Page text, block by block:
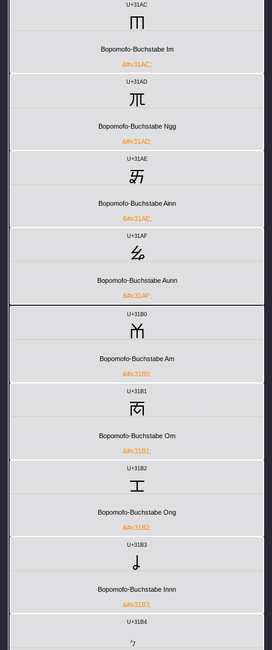
U+31AC
ㆬ
Bopomofo-Buchstabe Im
&#x31AC;
U+31AD
ㆭ
Bopomofo-Buchstabe Ngg
&#x31AD;
U+31AE
ㆮ
Bopomofo-Buchstabe Ainn
&#x31AE;
U+31AF
ㆯ
Bopomofo-Buchstabe Aunn
&#x31AF;
U+31B0
ㆰ
Bopomofo-Buchstabe Am
&#x31B0;
U+31B1
ㆱ
Bopomofo-Buchstabe Om
&#x31B1;
U+31B2
ㆲ
Bopomofo-Buchstabe Ong
&#x31B2;
U+31B3
ㆳ
Bopomofo-Buchstabe Innn
&#x31B3;
U+31B4
ㆴ